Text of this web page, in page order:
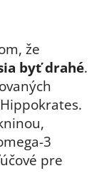
že
byť drahé.
3
pre